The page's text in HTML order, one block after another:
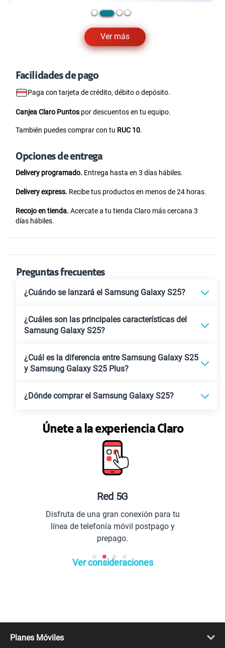
Ver más
Facilidades de pago
Paga con tarjeta de crédito, débito o depósito.
Canjea Claro Puntos por descuentos en tu equipo.
También puedes comprar con tu RUC 10.
Opciones de entrega
Delivery programado. Entrega hasta en 3 días hábiles.
Delivery express. Recibe tus productos en menos de 24 horas.
Recojo en tienda. Acercate a tu tienda Claro más cercana 3
días hábiles.
Preguntas frecuentes
¿Cuándo se lanzará el Samsung Galaxy S25?
¿Cuáles son las principales características del
Samsung Galaxy S25?
¿Cuál es la diferencia entre Samsung Galaxy S25
y Samsung Galaxy S25 Plus?
¿Dónde comprar el Samsung Galaxy S25?
Únete a la experiencia Claro
Red 5G
Disfruta de una gran conexión para tu
línea de telefonía móvil postpago y
prepago.
Ver consideraciones
Planes Móviles